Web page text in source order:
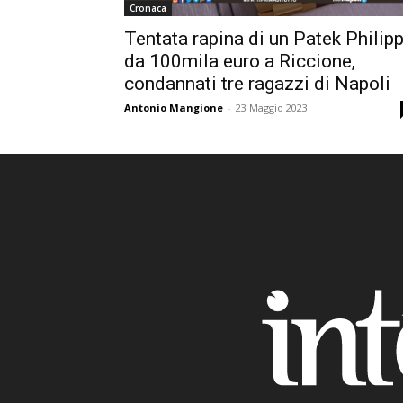
Cronaca
Tentata rapina di un Patek
da 100mila euro a Riccione,
condannati tre ragazzi di Napoli
Antonio Mangione - 23 Maggio 2023